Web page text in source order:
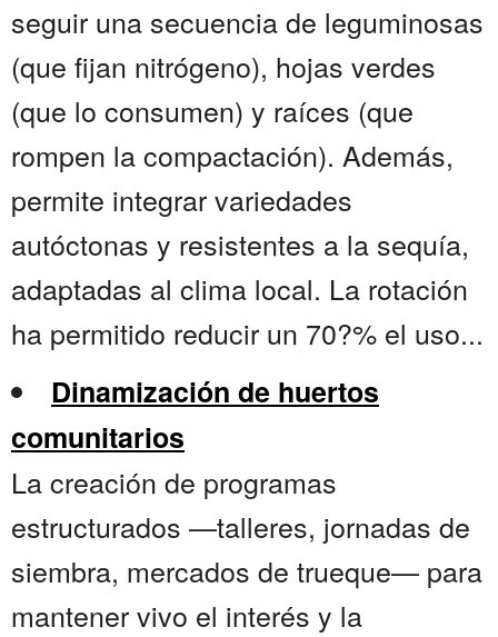
seguir una secuencia de leguminosas
(que fijan nitrógeno), hojas verdes
(que lo consumen) y raíces (que
rompen la compactación). Además,
permite integrar variedades
autóctonas y resistentes a la sequía,
adaptadas al clima local. La rotación
ha permitido reducir un 70?% el uso...
Dinamización de huertos
comunitarios
La creación de programas
estructurados —talleres, jornadas de
siembra, mercados de trueque— para
mantener vivo el interés y la